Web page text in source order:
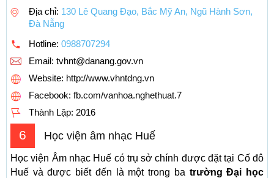
Địa chỉ: 130 Lê Quang Đạo, Bắc Mỹ An, Ngũ Hành Sơn,
Đà Nẵng
Hotline: 0988707294
Email: tvhnt@danang.gov.vn
Website: http://www.vhntdng.vn
Facebook: fb.com/vanhoa.nghethuat.7
Thành Lập: 2016
6 Học viện âm nhạc Huế
Học viện Âm nhạc Huế có trụ sở chính được đặt tại Cố đô
Huế và được biết đến là một trong ba trường Đại học